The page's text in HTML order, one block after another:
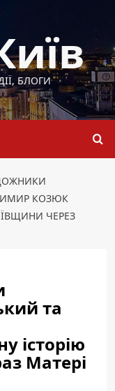
БЛОГИ
КОЗЮК
ЧЕРЕЗ
та
історію
Матері